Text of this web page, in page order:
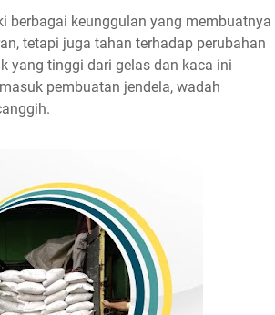
berbagai keunggulan yang membuatnya
tetapi juga tahan terhadap perubahan
yang tinggi dari gelas dan kaca ini
pembuatan jendela, wadah